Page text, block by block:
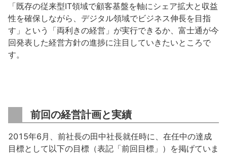
「既存の従来型IT領域で顧客基盤を軸にシェア拡大と収益
性を確保しながら、デジタル領域でビジネス伸長を目指
す」という「両利きの経営」が実行できるか、富士通が今
回発表した経営方針の進捗に注目していきたいところで
す。
前回の経営計画と実績
2015年6月、前社長の田中社長就任時に、在任中の達成
目標として以下の目標（表記「前回目標」）を掲げていま